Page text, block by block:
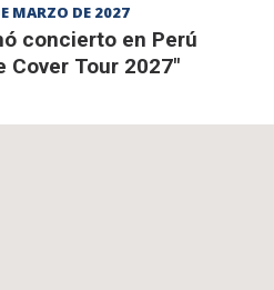
MARZO DE 2027
concierto en Perú
Cover Tour 2027"